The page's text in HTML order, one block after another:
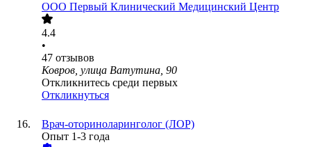
ООО Первый Клинический Медицинский Центр
4.4
•
47 отзывов
Ковров, улица Ватутина, 90
Откликнитесь среди первых
Откликнуться
Врач-оториноларинголог (ЛОР)
Опыт 1-3 года